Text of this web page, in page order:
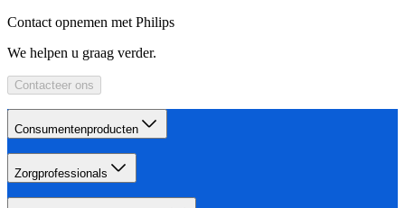
Contact opnemen met Philips
We helpen u graag verder.
Contacteer ons
Consumentenproducten
Zorgprofessionals